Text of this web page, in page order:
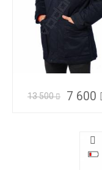
13 500 7 600